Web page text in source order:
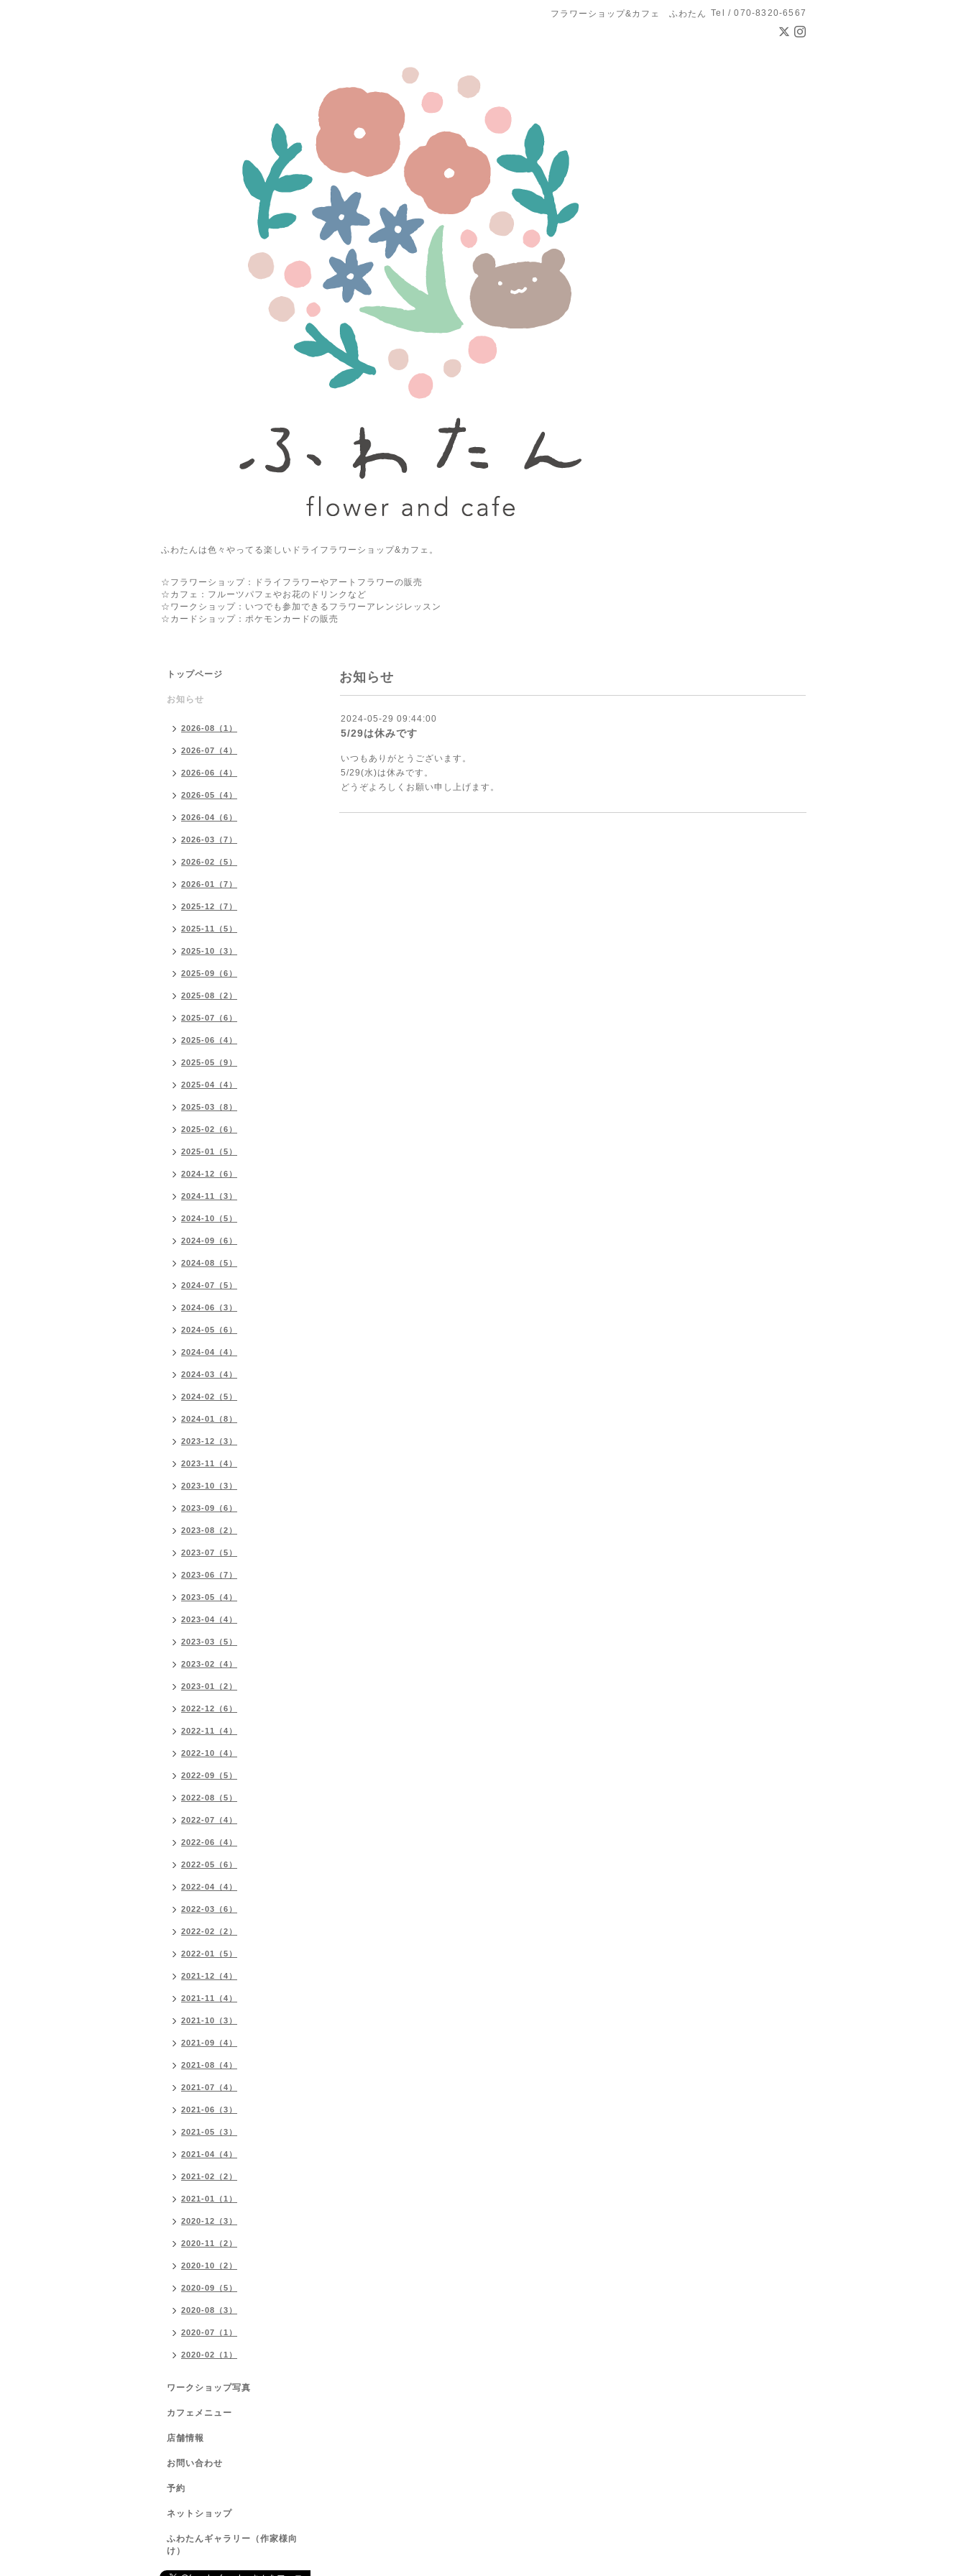
フラワーショップ&カフェ ふわたん Tel / 070-8320-6567
ふわたんは色々やってる楽しいドライフラワーショップ&カフェ。
☆フラワーショップ：ドライフラワーやアートフラワーの販売
☆カフェ：フルーツパフェやお花のドリンクなど
☆ワークショップ：いつでも参加できるフラワーアレンジレッスン
☆カードショップ：ポケモンカードの販売
お知らせ
2024-05-29 09:44:00
5/29は休みです
いつもありがとうございます。
5/29(水)は休みです。
どうぞよろしくお願い申し上げます。
トップページ
お知らせ
2026-08（1）
2026-07（4）
2026-06（4）
2026-05（4）
2026-04（6）
2026-03（7）
2026-02（5）
2026-01（7）
2025-12（7）
2025-11（5）
2025-10（3）
2025-09（6）
2025-08（2）
2025-07（6）
2025-06（4）
2025-05（9）
2025-04（4）
2025-03（8）
2025-02（6）
2025-01（5）
2024-12（6）
2024-11（3）
2024-10（5）
2024-09（6）
2024-08（5）
2024-07（5）
2024-06（3）
2024-05（6）
2024-04（4）
2024-03（4）
2024-02（5）
2024-01（8）
2023-12（3）
2023-11（4）
2023-10（3）
2023-09（6）
2023-08（2）
2023-07（5）
2023-06（7）
2023-05（4）
2023-04（4）
2023-03（5）
2023-02（4）
2023-01（2）
2022-12（6）
2022-11（4）
2022-10（4）
2022-09（5）
2022-08（5）
2022-07（4）
2022-06（4）
2022-05（6）
2022-04（4）
2022-03（6）
2022-02（2）
2022-01（5）
2021-12（4）
2021-11（4）
2021-10（3）
2021-09（4）
2021-08（4）
2021-07（4）
2021-06（3）
2021-05（3）
2021-04（4）
2021-02（2）
2021-01（1）
2020-12（3）
2020-11（2）
2020-10（2）
2020-09（5）
2020-08（3）
2020-07（1）
2020-02（1）
ワークショップ写真
カフェメニュー
店舗情報
お問い合わせ
予約
ネットショップ
ふわたんギャラリー（作家様向
け）